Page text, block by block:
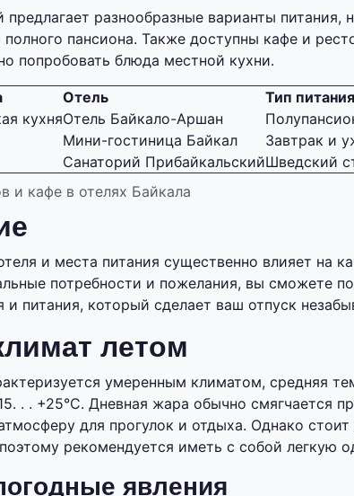
разнообразные варианты питания,
пансиона. Также доступны кафе и
попробовать блюда местной кухни.
и кафе в отелях Байкала
Отель
Тип питания
кухняОтель Байкало-Аршан
Мини-гостиница Байкал
Завтрак и
Санаторий ПрибайкальскийШведский
и места питания существенно влияет на
потребности и пожелания, вы сможете
и питания, который сделает ваш отпуск
летом
умеренным климатом, средняя
. . +25°C. Дневная жара обычно смягчается
для прогулок и отдыха. Однако стоит
рекомендуется иметь с собой легкую
явления